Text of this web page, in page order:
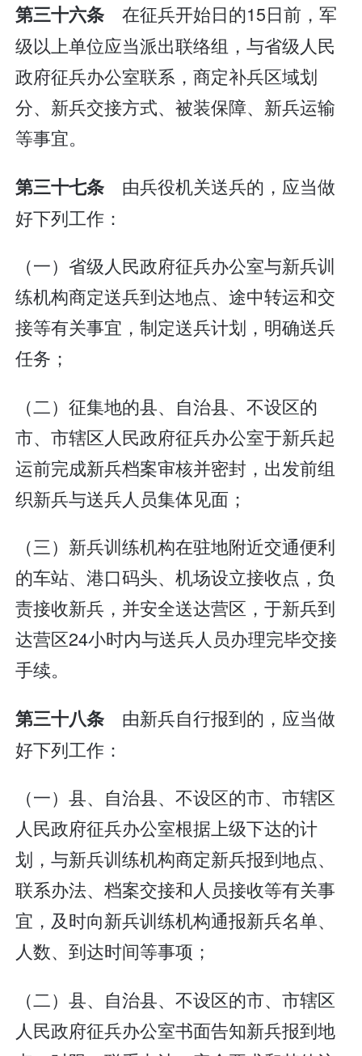
第三十六条 在征兵开始日的15日前，军
级以上单位应当派出联络组，与省级人民
政府征兵办公室联系，商定补兵区域划
分、新兵交接方式、被装保障、新兵运输
等事宜。
第三十七条 由兵役机关送兵的，应当做
好下列工作：
（一）省级人民政府征兵办公室与新兵训
练机构商定送兵到达地点、途中转运和交
接等有关事宜，制定送兵计划，明确送兵
任务；
（二）征集地的县、自治县、不设区的
市、市辖区人民政府征兵办公室于新兵起
运前完成新兵档案审核并密封，出发前组
织新兵与送兵人员集体见面；
（三）新兵训练机构在驻地附近交通便利
的车站、港口码头、机场设立接收点，负
责接收新兵，并安全送达营区，于新兵到
达营区24小时内与送兵人员办理完毕交接
手续。
第三十八条 由新兵自行报到的，应当做
好下列工作：
（一）县、自治县、不设区的市、市辖区
人民政府征兵办公室根据上级下达的计
划，与新兵训练机构商定新兵报到地点、
联系办法、档案交接和人员接收等有关事
宜，及时向新兵训练机构通报新兵名单、
人数、到达时间等事项；
（二）县、自治县、不设区的市、市辖区
人民政府征兵办公室书面告知新兵报到地